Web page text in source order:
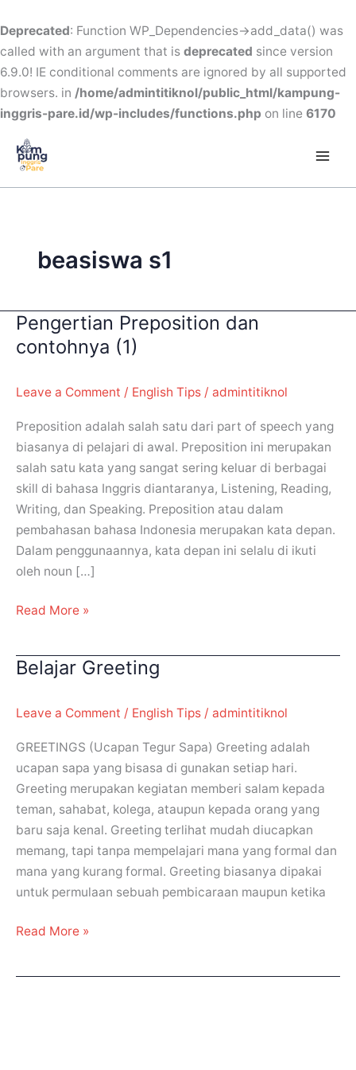
Deprecated: Function WP_Dependencies->add_data() was
called with an argument that is deprecated since version
6.9.0! IE conditional comments are ignored by all supported
browsers. in /home/admintitiknol/public_html/kampung-
inggris-pare.id/wp-includes/functions.php on line 6170
to
content
beasiswa s1
Pengertian Preposition dan
contohnya (1)
Leave a Comment / English Tips / admintitiknol
Preposition adalah salah satu dari part of speech yang
biasanya di pelajari di awal. Preposition ini merupakan
salah satu kata yang sangat sering keluar di berbagai
skill di bahasa Inggris diantaranya, Listening, Reading,
Writing, dan Speaking. Preposition atau dalam
pembahasan bahasa Indonesia merupakan kata depan.
Dalam penggunaannya, kata depan ini selalu di ikuti
oleh noun […]
Pengertian
Preposition
Read More »
Belajar Greeting
Leave a Comment / English Tips / admintitiknol
GREETINGS (Ucapan Tegur Sapa) Greeting adalah
ucapan sapa yang bisasa di gunakan setiap hari.
Greeting merupakan kegiatan memberi salam kepada
teman, sahabat, kolega, ataupun kepada orang yang
baru saja kenal. Greeting terlihat mudah diucapkan
memang, tapi tanpa mempelajari mana yang formal dan
mana yang kurang formal. Greeting biasanya dipakai
untuk permulaan sebuah pembicaraan maupun ketika
Belajar
Read More »